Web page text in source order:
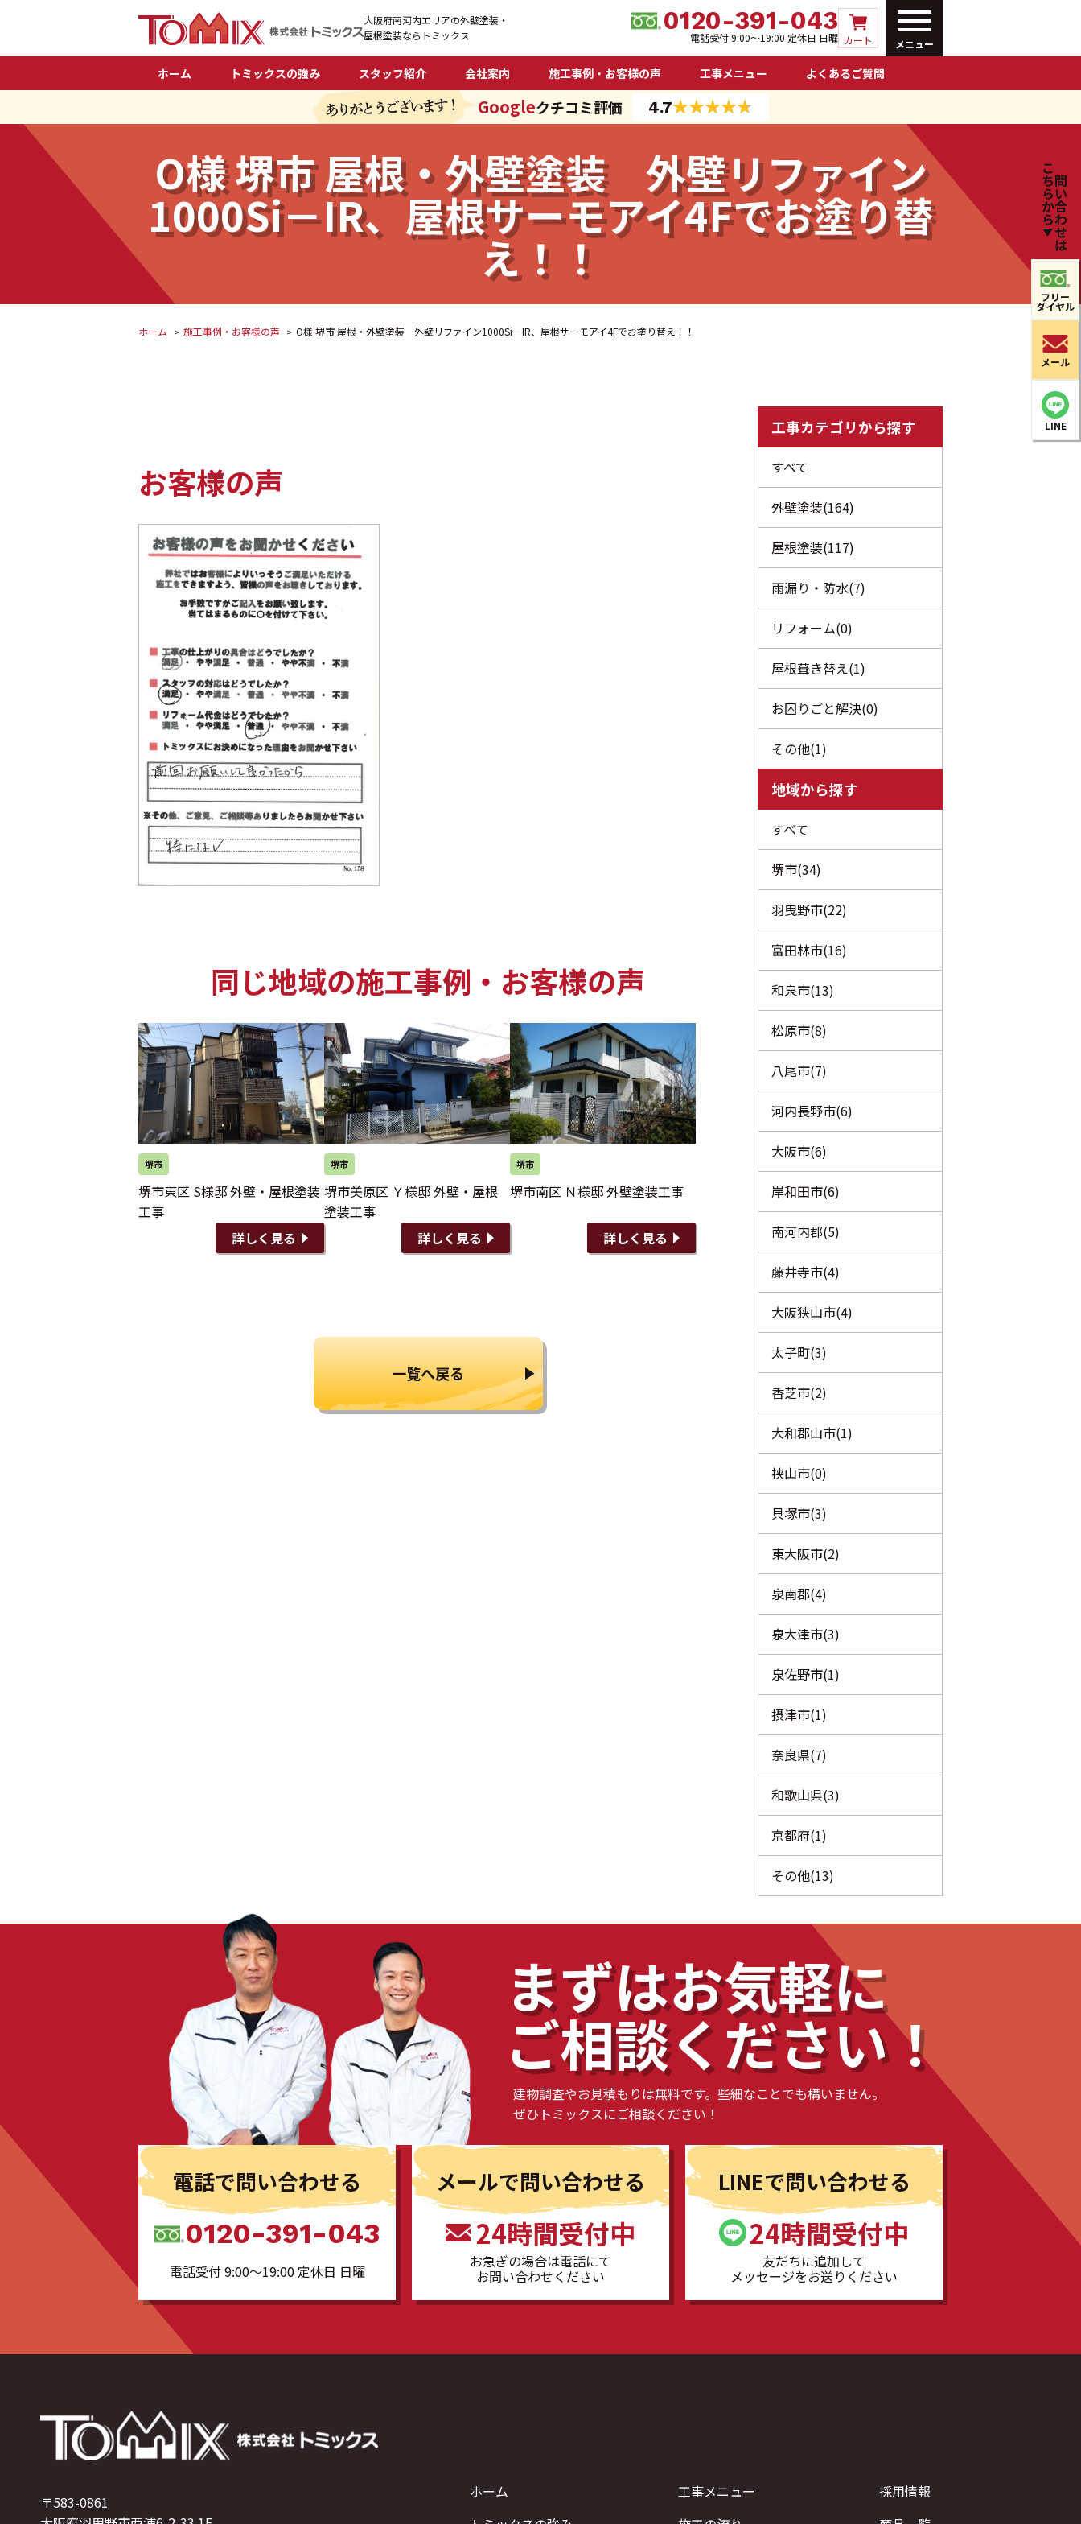
大阪府南河内エリアの外壁塗装・
屋根塗装ならトミックス
カート
0120-391-043
電話受付 9:00〜19:00 定休日 日曜 メニュー
ホーム トミックスの強み スタッフ紹介 会社案内 施工事例・お客様の声 工事メニュー よくあるご質問
Googleクチコミ評価 4.7
O様 堺市 屋根・外壁塗装 外壁リファイン
1000Si－IR、屋根サーモアイ4Fでお塗り替
え！！
ホーム 施工事例・お客様の声 O様 堺市 屋根・外壁塗装 外壁リファイン1000Si－IR、屋根サーモアイ4Fでお塗り替え！！
お客様の声
同じ地域の施工事例・お客様の声
堺市
堺市東区 S様邸 外壁・屋根塗装
工事
詳しく見る
堺市
堺市美原区 Ｙ様邸 外壁・屋根
塗装工事
詳しく見る
堺市
堺市南区 Ｎ様邸 外壁塗装工事
詳しく見る
一覧へ戻る
工事カテゴリから探す
すべて
外壁塗装(164)
屋根塗装(117)
雨漏り・防水(7)
リフォーム(0)
屋根葺き替え(1)
お困りごと解決(0)
その他(1)
地域から探す
すべて
堺市(34)
羽曳野市(22)
富田林市(16)
和泉市(13)
松原市(8)
八尾市(7)
河内長野市(6)
大阪市(6)
岸和田市(6)
南河内郡(5)
藤井寺市(4)
大阪狭山市(4)
太子町(3)
香芝市(2)
大和郡山市(1)
挟山市(0)
貝塚市(3)
東大阪市(2)
泉南郡(4)
泉大津市(3)
泉佐野市(1)
摂津市(1)
奈良県(7)
和歌山県(3)
京都府(1)
その他(13)
まずはお気軽に
ご相談ください！
建物調査やお見積もりは無料です。些細なことでも構いません。
ぜひトミックスにご相談ください！
電話で問い合わせる
0120-391-043
電話受付 9:00〜19:00 定休日 日曜
メールで問い合わせる
24時間受付中
お急ぎの場合は電話にて
お問い合わせください
LINEで問い合わせる
24時間受付中
友だちに追加して
メッセージをお送りください
ホーム
工事メニュー
採用情報
〒583-0861
お問い合わせは
こちらから
フリー
ダイヤル
メール
LINE